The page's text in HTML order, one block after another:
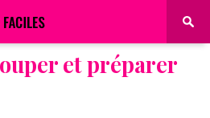
et préparer